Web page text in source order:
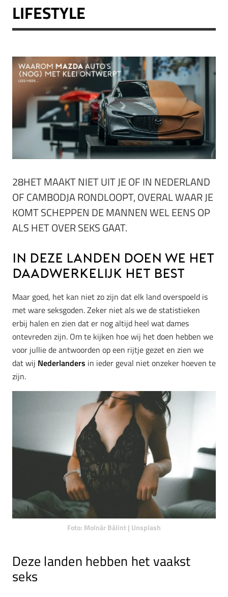
LIFESTYLE
28HET MAAKT NIET UIT JE OF IN NEDERLAND
OF CAMBODJA RONDLOOPT, OVERAL WAAR JE
KOMT SCHEPPEN DE MANNEN WEL EENS OP
ALS HET OVER SEKS GAAT.
In deze landen doen we het
daadwerkelijk het best
Maar goed, het kan niet zo zijn dat elk land overspoeld is
met ware seksgoden. Zeker niet als we de statistieken
erbij halen en zien dat er nog altijd heel wat dames
ontevreden zijn. Om te kijken hoe wij het doen hebben we
voor jullie de antwoorden op een rijtje gezet en zien we
dat wij Nederlanders in ieder geval niet onzeker hoeven te
zijn.
Foto: Molnár Bálint | Unsplash
Deze landen hebben het vaakst
seks